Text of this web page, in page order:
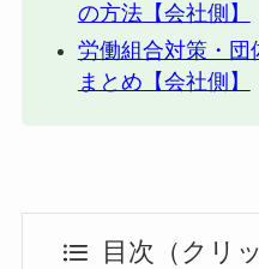
の方法【会社側】
労働組合対策・団
まとめ【会社側】
目次（クリ